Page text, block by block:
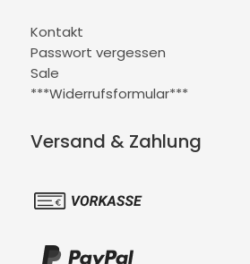
Kontakt
Passwort vergessen
Sale
***Widerrufsformular***
Versand & Zahlung